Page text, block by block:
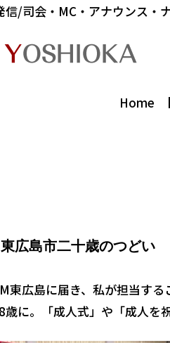
/司会・MC・アナウンス・
Home
広島市二十歳のつどい
東広島に届き、私が担当す
に。「成人式」や「成人を